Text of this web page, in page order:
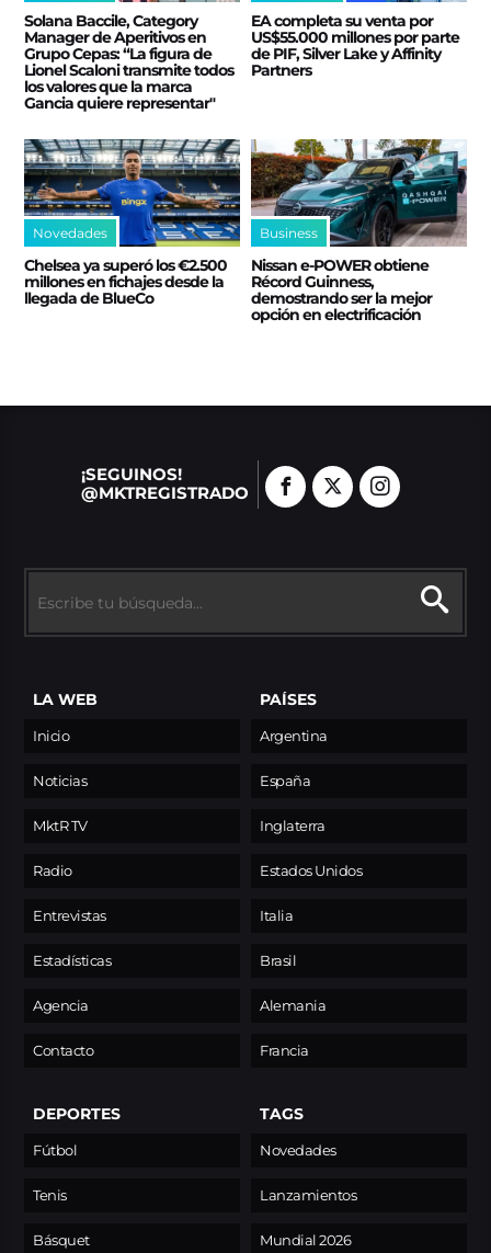
Solana Baccile, Category
Manager de Aperitivos en
Grupo Cepas: “La figura de
Lionel Scaloni transmite todos
los valores que la marca
Gancia quiere representar"
EA completa su venta por
US$55.000 millones por parte
de PIF, Silver Lake y Affinity
Partners
Novedades
Chelsea ya superó los €2.500
millones en fichajes desde la
llegada de BlueCo
Business
Nissan e‑POWER obtiene
Récord Guinness,
demostrando ser la mejor
opción en electrificación
¡SEGUINOS!
@MKTREGISTRADO
LA WEB
Inicio
Noticias
MktR TV
Radio
Entrevistas
Estadísticas
Agencia
Contacto
PAÍSES
Argentina
España
Inglaterra
Estados Unidos
Italia
Brasil
Alemania
Francia
DEPORTES
Fútbol
Tenis
Básquet
TAGS
Novedades
Lanzamientos
Mundial 2026